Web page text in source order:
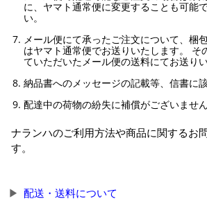
に、ヤマト通常便に変更することも可能
い。
メール便にて承ったご注文について、梱
はヤマト通常便でお送りいたします。
ていただいたメール便の送料にてお送りい
納品書へのメッセージの記載等、信書に
配達中の荷物の紛失に補償がございません
ナランハのご利用方法や商品に関するお
す。
配送・送料について